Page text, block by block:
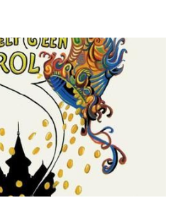
inzicht in hoe bankiers
te kijken. Hieronder